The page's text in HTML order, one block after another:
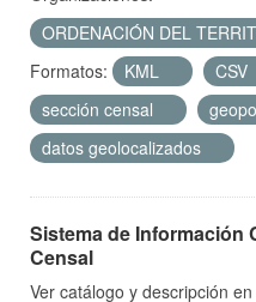
ORDENACIÓN DEL
Formatos:
KML CSV
sección censal
datos geolocalizados
Sistema de Información
Censal
Ver catálogo y descripción